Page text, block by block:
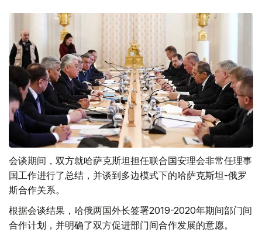
会谈期间，双方就哈萨克斯坦担任联合国安理会非常任理事
国工作进行了总结，并谈到多边模式下的哈萨克斯坦-俄罗
斯合作关系。
根据会谈结果，哈俄两国外长签署2019-2020年期间部门间
合作计划，并明确了双方促进部门间合作发展的意愿。